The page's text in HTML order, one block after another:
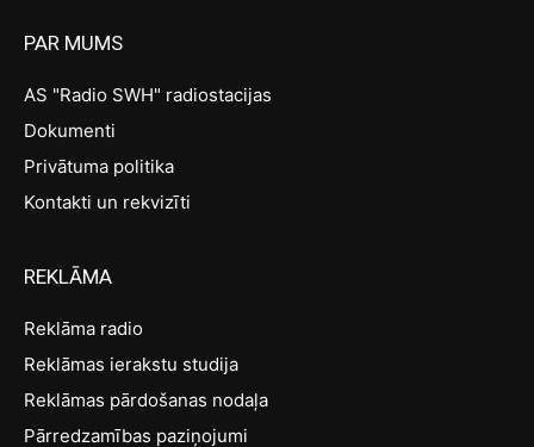
PAR MUMS
AS "Radio SWH" radiostacijas
Dokumenti
Privātuma politika
Kontakti un rekvizīti
REKLĀMA
Reklāma radio
Reklāmas ierakstu studija
Reklāmas pārdošanas nodaļa
Pārredzamības paziņojumi